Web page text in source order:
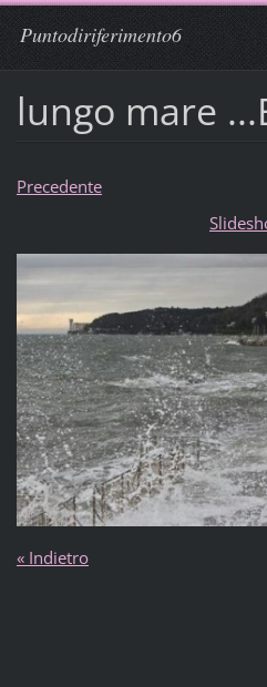
Puntodiriferimento6
lungo mare
Precedente
« Indietro